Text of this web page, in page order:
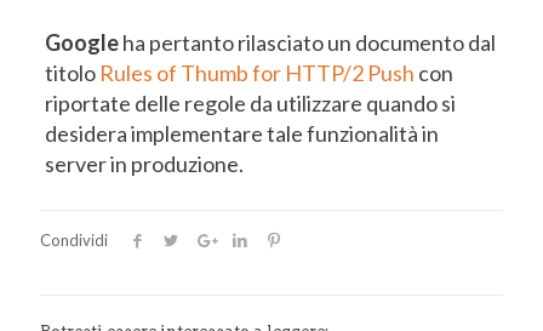
Googleha pertanto rilasciato un documento dal
titolo Rules of Thumb for HTTP/2 Push con
riportate delle regole da utilizzare quando si
desidera implementare tale funzionalità in
server in produzione.
Condividi